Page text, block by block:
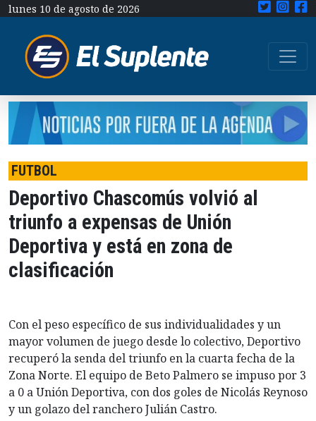
lunes 10 de agosto de 2026
FUTBOL
Deportivo Chascomús volvió al
triunfo a expensas de Unión
Deportiva y está en zona de
clasificación
Con el peso específico de sus individualidades y un
mayor volumen de juego desde lo colectivo, Deportivo
recuperó la senda del triunfo en la cuarta fecha de la
Zona Norte. El equipo de Beto Palmero se impuso por 3
a 0 a Unión Deportiva, con dos goles de Nicolás Reynoso
y un golazo del ranchero Julián Castro.